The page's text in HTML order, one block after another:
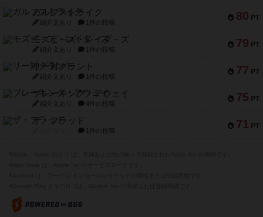
80 PT
ガルフストライク
紹介文あり 1件の投稿
79 PT
モズビ－ズ・レイダ－ズ
紹介文あり 1件の投稿
77 PT
リー対グラント
紹介文あり 1件の投稿
75 PT
ブレーキング・アウェイ
紹介文あり 4件の投稿
71 PT
ザ・フラッド
1件の投稿